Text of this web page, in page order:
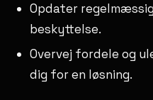
Opdater
beskyttelse.
Overvej fordele og
dig for en løsning.